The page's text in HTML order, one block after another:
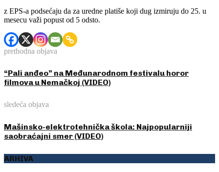
z EPS-a podsećaju da za uredne platiše koji dug izmiruju do 25. u
mesecu važi popust od 5 odsto.
prethodna objava
“Pali anđeo” na Međunarodnom festivalu horor
filmova u Nemačkoj (VIDEO)
sledeća objava
Mašinsko-elektrotehnička škola: Najpopularniji
saobraćajni smer (VIDEO)
ARHIVA